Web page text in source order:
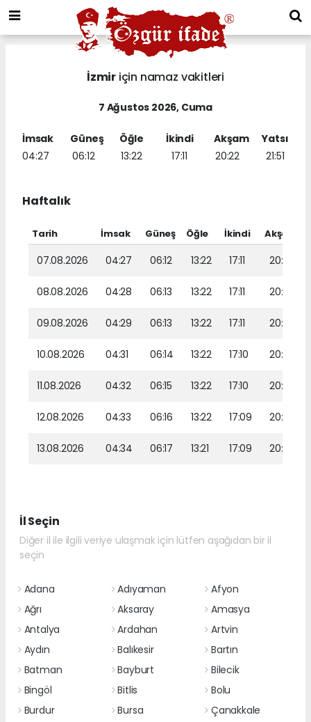
İzmir için namaz vakitleri
7 Ağustos 2026, Cuma
İmsak
04:27
Güneş
06:12
Öğle
13:22
İkindi
17:11
Akşam
20:22
Yatsı
21:51
Haftalık
Tarih İmsak Güneş Öğle İkindi Akşam
07.08.2026 04:27 06:12 13:22 17:11 20:22
08.08.2026 04:28 06:13 13:22 17:11 20:21
09.08.2026 04:29 06:13 13:22 17:11 20:20
10.08.2026 04:31 06:14 13:22 17:10 20:19
11.08.2026 04:32 06:15 13:22 17:10 20:18
12.08.2026 04:33 06:16 13:22 17:09 20:16
13.08.2026 04:34 06:17 13:21 17:09 20:15
İl Seçin
Diğer il ile ilgili veriye ulaşmak için lütfen aşağıdan bir il
seçin
Adana Adıyaman
Afyon
Ağrı
Aksaray
Amasya
Antalya
Ardahan
Artvin
Aydın
Balıkesir
Bartın
Batman
Bayburt
Bilecik
Bingöl
Bitlis
Bolu
Burdur
Bursa
Çanakkale